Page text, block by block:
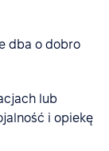
dba o dobro
lub
i opiekę